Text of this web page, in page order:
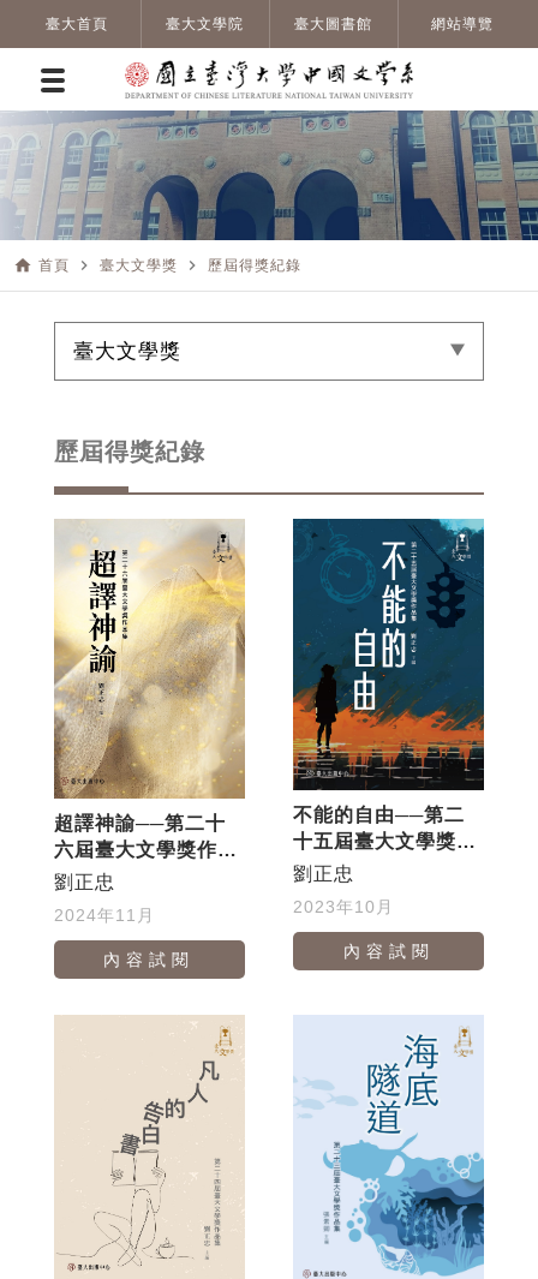
臺大首頁 臺大文學院 臺大圖書館 網站導覽
home 首頁 navigate_next 臺大文學獎 navigate_next 歷屆得獎紀錄
臺大文學獎
歷屆得獎紀錄
超譯神諭──第二十
六屆臺大文學獎作品
集
劉正忠
2024年11月
內容試閱
不能的自由──第二
十五屆臺大文學獎作
品集
劉正忠
2023年10月
內容試閱